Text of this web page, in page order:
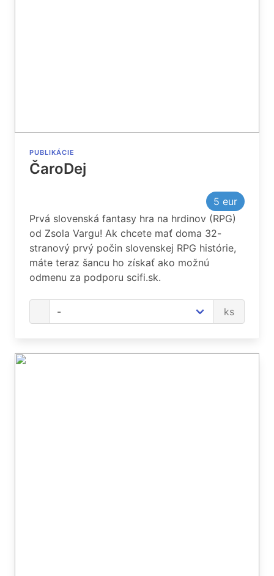
PUBLIKÁCIE
ČaroDej
5 eur
Prvá slovenská fantasy hra na hrdinov (RPG)
od Zsola Vargu! Ak chcete mať doma 32-
stranový prvý počin slovenskej RPG histórie,
máte teraz šancu ho získať ako možnú
odmenu za podporu scifi.sk.
ks